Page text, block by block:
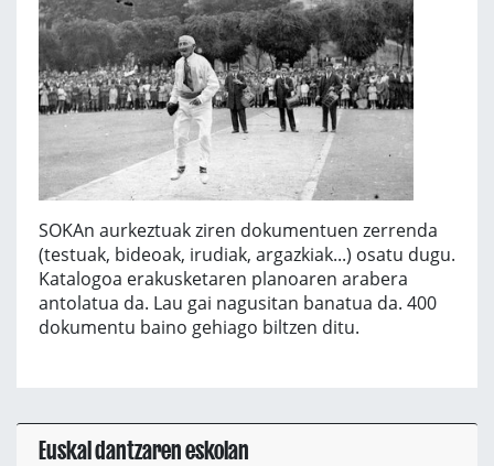
SOKAn aurkeztuak ziren dokumentuen zerrenda
(testuak, bideoak, irudiak, argazkiak...) osatu dugu.
Katalogoa erakusketaren planoaren arabera
antolatua da. Lau gai nagusitan banatua da. 400
dokumentu baino gehiago biltzen ditu.
Euskal dantzaren eskolan